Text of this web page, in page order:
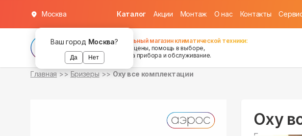
Ваш город Москва?
Да Нет
Москва Каталог Акции Монтаж О нас Контакты
Федеральный магазин климатической техники:
хорошие цены, помощь в выборе,
установка прибора и обслуживание.
Главная Бризеры Oxy все комплектации
Oxy
в наличии
в наличии
в наличии